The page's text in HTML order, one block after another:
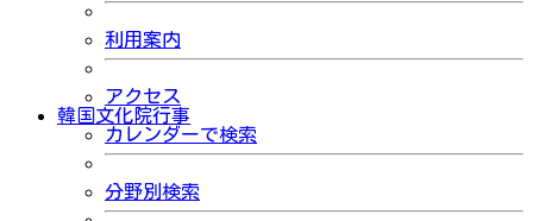
利用案内
アクセス
韓国文化院行事
カレンダーで検索
分野別検索